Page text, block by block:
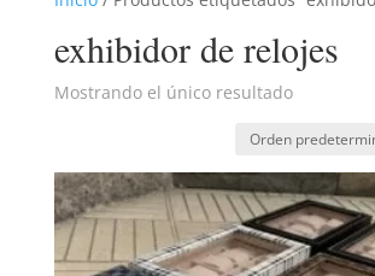
exhibidor de relojes
Mostrando el único resultado